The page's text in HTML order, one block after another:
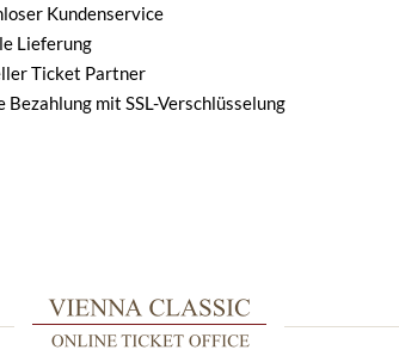
Kundenservice
Lieferung
Ticket Partner
Bezahlung mit SSL-Verschlüsselung